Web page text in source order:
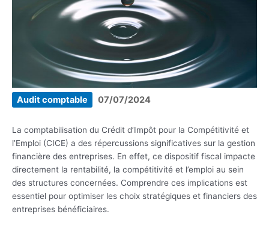
Audit comptable 07/07/2024
La comptabilisation du Crédit d’Impôt pour la Compétitivité et
l’Emploi (CICE) a des répercussions significatives sur la gestion
financière des entreprises. En effet, ce dispositif fiscal impacte
directement la rentabilité, la compétitivité et l’emploi au sein
des structures concernées. Comprendre ces implications est
essentiel pour optimiser les choix stratégiques et financiers des
entreprises bénéficiaires.